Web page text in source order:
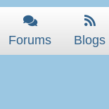
Forums Blogs